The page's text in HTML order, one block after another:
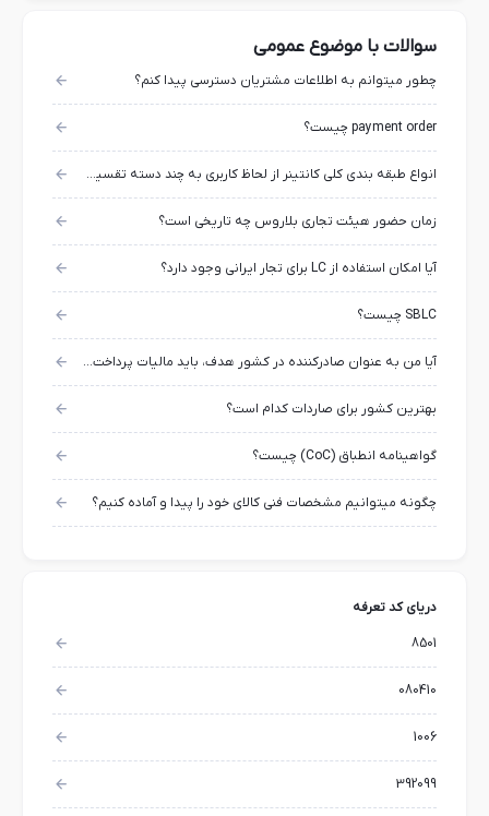
سوالات با موضوع عمومی
چطور میتوانم به اطلاعات مشتریان دسترسی پیدا کنم؟
payment order چیست؟
انواع طبقه بندی کلی کانتینر از لحاظ کاربری به چند دسته تقسیم میشوند؟
زمان حضور هیئت تجاری بلاروس چه تاریخی است؟
آیا امکان استفاده از LC برای تجار ایرانی وجود دارد؟
SBLC چیست؟
آیا من به عنوان صادرکننده در کشور هدف، باید مالیات پرداخت کنم؟
بهترین کشور برای صاردات کدام است؟
گواهینامه انطباق (CoC) چیست؟
چگونه میتوانیم مشخصات فنی کالای خود را پیدا و آماده کنیم؟
دریای کد تعرفه
8501
080410
1006
392099